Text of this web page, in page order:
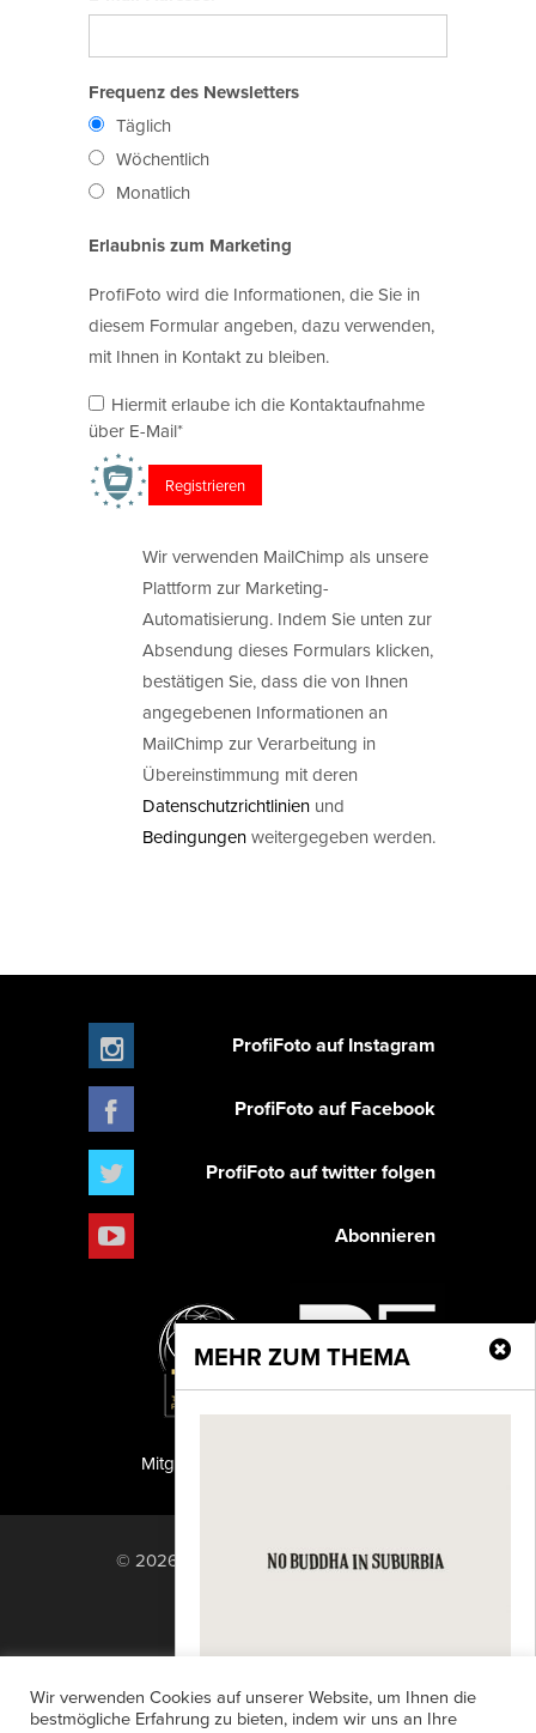
Frequenz des Newsletters
Täglich
Wöchentlich
Monatlich
Erlaubnis zum Marketing
ProfiFoto wird die Informationen, die Sie in
diesem Formular angeben, dazu verwenden,
mit Ihnen in Kontakt zu bleiben.
Hiermit erlaube ich die Kontaktaufnahme
über E-Mail*
Wir verwenden MailChimp als unsere
Plattform zur Marketing-
Automatisierung. Indem Sie unten zur
Absendung dieses Formulars klicken,
bestätigen Sie, dass die von Ihnen
angegebenen Informationen an
MailChimp zur Verarbeitung in
Übereinstimmung mit deren
Datenschutzrichtlinien und
Bedingungenweitergegeben werden.
MEHR ZUM THEMA
ProfiFoto auf Instagram
ProfiFoto auf Facebook
ProfiFoto auf twitter folgen
Abonnieren
Mitglied der TIPA
© 2026 PF Publishing GmbH. All rights
Anzeigensuche
Shop
Zahlungsarten
Wir verwenden Cookies auf unserer Website, um Ihnen die
bestmögliche Erfahrung zu bieten, indem wir uns an Ihre